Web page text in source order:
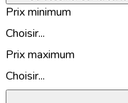
Prix minimum
Choisir...
Prix maximum
Choisir...